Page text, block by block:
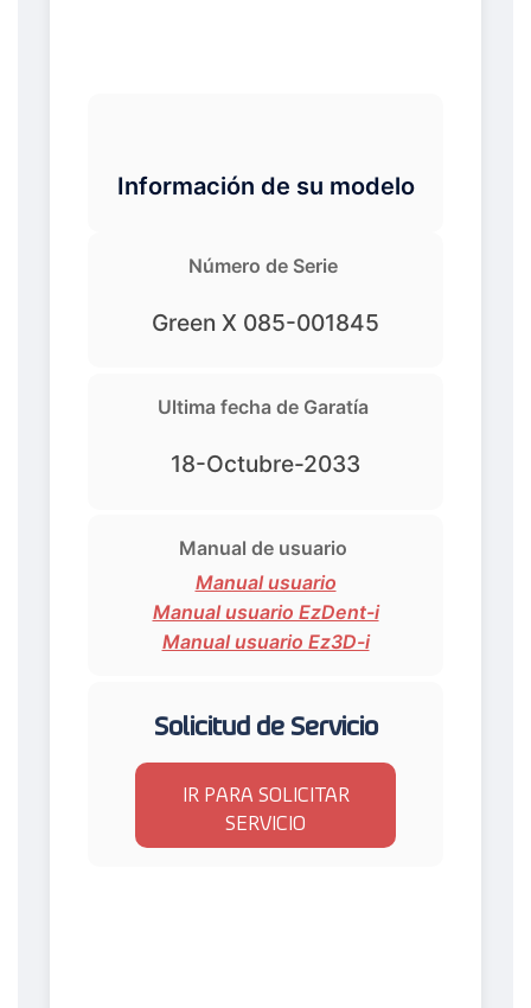
Información de su modelo
Número de Serie
Green X 085-001845
Ultima fecha de Garatía
18-Octubre-2033
Manual de usuario
Manual usuario
Manual usuario EzDent-i
Manual usuario Ez3D-i
Solicitud de Servicio
IR PARA SOLICITAR
SERVICIO